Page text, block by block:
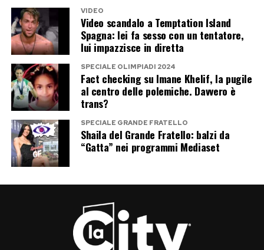
Post Views: 260
VIDEO
Video scandalo a Temptation Island
Spagna: lei fa sesso con un tentatore,
lui impazzisce in diretta
SPECIALE OLIMPIADI 2024
Fact checking su Imane Khelif, la pugile
al centro delle polemiche. Davvero è
trans?
SPECIALE GRANDE FRATELLO
Shaila del Grande Fratello: balzi da
“Gatta” nei programmi Mediaset